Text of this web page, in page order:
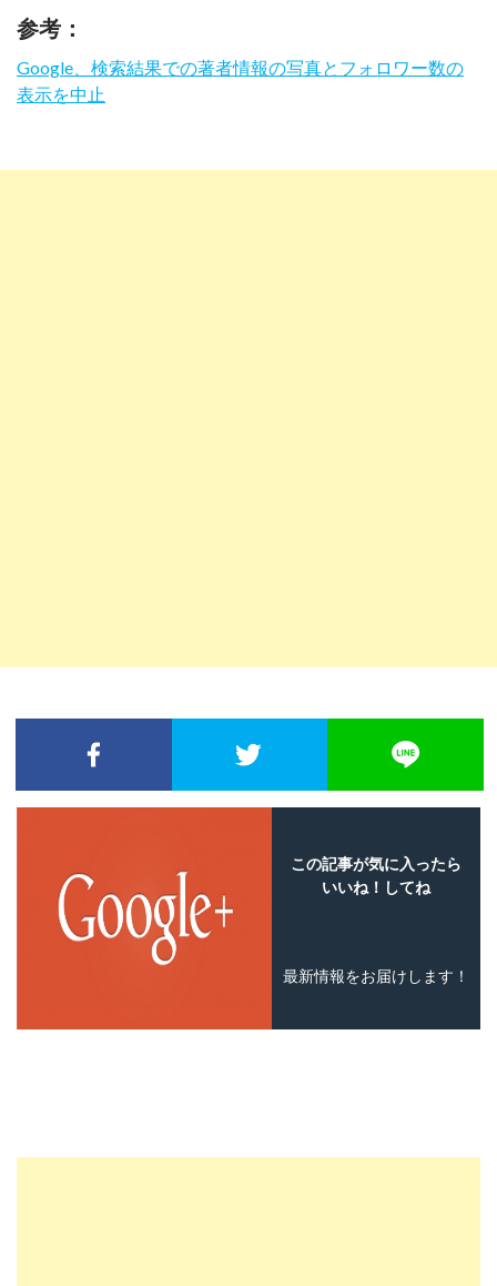
参考：
Google、検索結果での著者情報の写真とフォロワー数の
表示を中止
FACEBOOKでシェア TWITTERでシェア
この記事が気に入ったら
いいね！してね
最新情報をお届けします！